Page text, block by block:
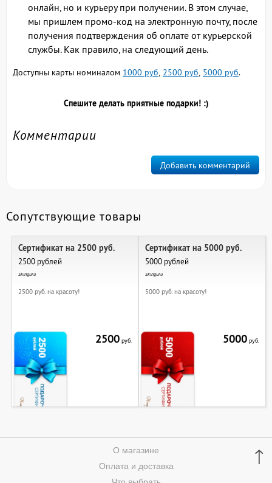
онлайн, но и курьеру при получении. В этом случае,
мы пришлем промо-код на электронную почту, после
получения подтверждения об оплате от курьерской
службы. Как правило, на следующий день.
Доступны карты номиналом 1000 руб, 2500 руб, 5000 руб.
Спешите делать приятные подарки! :)
Комментарии
Добавить комментарий
Сопутствующие товары
Сертификат на 2500 руб.
2500 рублей
Skinguru
2500 руб. на красоту!
2500 руб.
Сертификат на 5000 руб.
5000 рублей
Skinguru
5000 руб. на красоту!
5000руб.
↑
О магазине
Оплата и доставка